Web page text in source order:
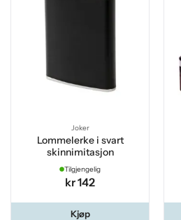
Joker
Lommelerke i svart
skinnimitasjon
Tilgjengelig
kr 142
Kjøp